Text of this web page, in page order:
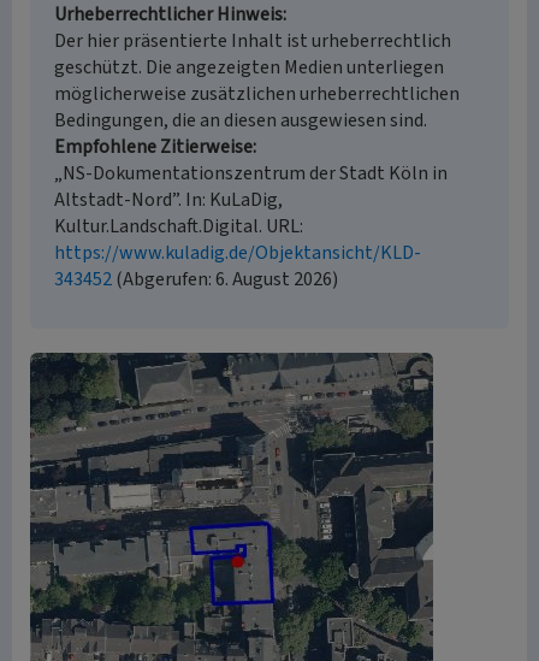
Urheberrechtlicher Hinweis
Der hier präsentierte Inhalt ist urheberrechtlich
geschützt. Die angezeigten Medien unterliegen
möglicherweise zusätzlichen urheberrechtlichen
Bedingungen, die an diesen ausgewiesen sind.
Empfohlene Zitierweise
„NS-Dokumentationszentrum der Stadt Köln in
Altstadt-Nord”. In: KuLaDig,
Kultur.Landschaft.Digital. URL:
https://www.kuladig.de/Objektansicht/KLD-
343452(Abgerufen: 6. August 2026)